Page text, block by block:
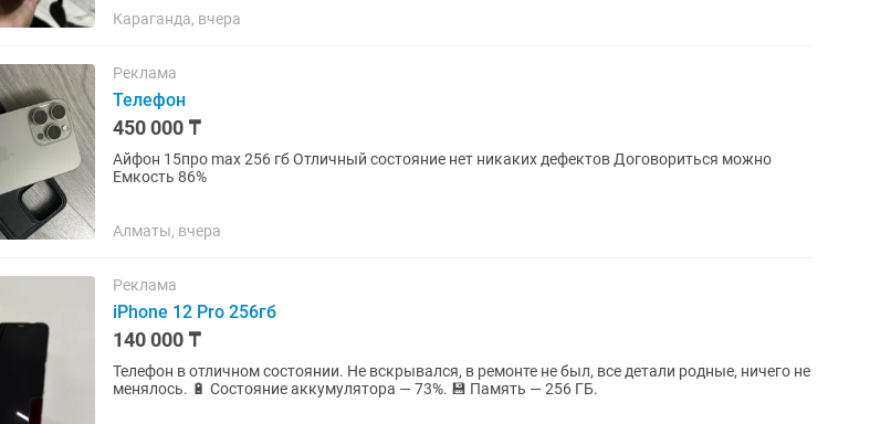
Караганда, вчера
Реклама
Телефон
450 000 ₸
Айфон 15про max 256 гб Отличный состояние нет никаких дефектов Договориться можно
Емкость 86%
Алматы, вчера
Реклама
iPhone 12 Pro 256гб
140 000 ₸
Телефон в отличном состоянии. Не вскрывался, в ремонте не был, все детали родные, ничего не
менялось. 🔋 Состояние аккумулятора — 73%. 💾 Память — 256 ГБ.